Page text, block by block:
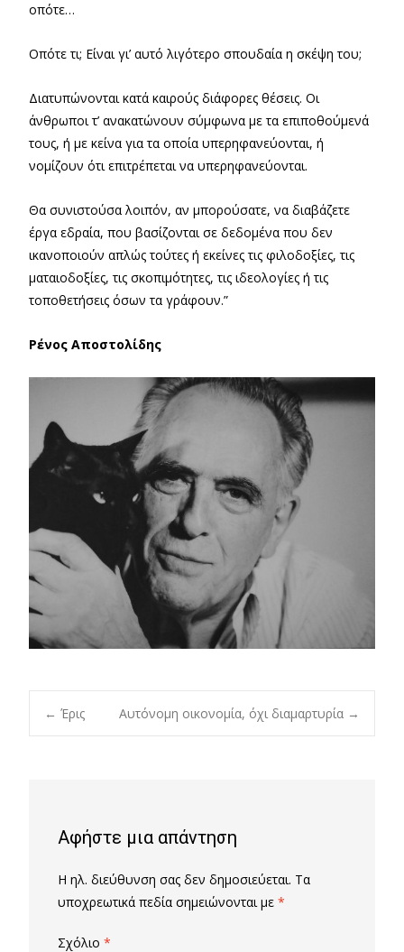
οπότε…
Οπότε τι; Είναι γι’ αυτό λιγότερο σπουδαία η σκέψη του;
Διατυπώνονται κατά καιρούς διάφορες θέσεις. Οι
άνθρωποι τ’ ανακατώνουν σύμφωνα με τα επιποθούμενά
τους, ή με κείνα για τα οποία υπερηφανεύονται, ή
νομίζουν ότι επιτρέπεται να υπερηφανεύονται.
Θα συνιστούσα λοιπόν, αν μπορούσατε, να διαβάζετε
έργα εδραία, που βασίζονται σε δεδομένα που δεν
ικανοποιούν απλώς τούτες ή εκείνες τις φιλοδοξίες, τις
ματαιοδοξίες, τις σκοπιμότητες, τις ιδεολογίες ή τις
τοποθετήσεις όσων τα γράφουν.”
Ρένος Αποστολίδης
Post
← Έρις Αυτόνομη οικονομία, όχι διαμαρτυρία →
Αφήστε μια απάντηση
Η ηλ. διεύθυνση σας δεν δημοσιεύεται. Τα
υποχρεωτικά πεδία σημειώνονται με *
Σχόλιο *